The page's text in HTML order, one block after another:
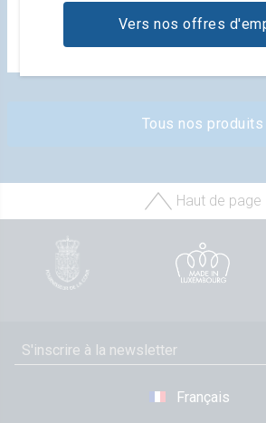
Vers nos offres
Skyr
Tous nos produits
Haut de page
Français